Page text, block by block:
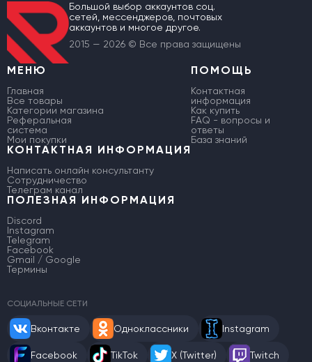
Большой выбор аккаунтов соц.
сетей, мессенджеров, почтовых
аккаунтов и многое другое.
2015 — 2026 © Все права защищены
МЕНЮ
Главная
Все товары
Категории магазина
Реферальная
система
Мои покупки
ПОМОЩЬ
Контактная
информация
Как купить
FAQ - вопросы и
ответы
База знаний
КОНТАКТНАЯ ИНФОРМАЦИЯ
Написать онлайн консультанту
Сотрудничество
Телеграм канал
ПОЛЕЗНАЯ ИНФОРМАЦИЯ
Discord
Instagram
Telegram
Facebook
Gmail / Google
Термины
СОЦИАЛЬНЫЕ СЕТИ
Вконтакте Одноклассники Instagram
Facebook TikTok X (Twitter) Twitch